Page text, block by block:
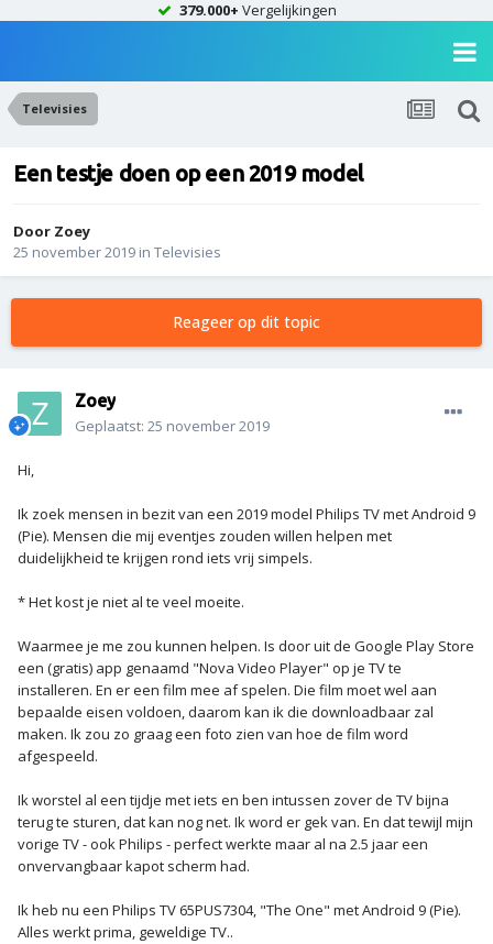
379.000+ Vergelijkingen
Televisies
Een testje doen op een 2019 model
Door Zoey
25 november 2019 in Televisies
Reageer op dit topic
Zoey
Geplaatst: 25 november 2019
Hi,
Ik zoek mensen in bezit van een 2019 model Philips TV met Android 9
(Pie). Mensen die mij eventjes zouden willen helpen met
duidelijkheid te krijgen rond iets vrij simpels.
* Het kost je niet al te veel moeite.
Waarmee je me zou kunnen helpen. Is door uit de Google Play Store
een (gratis) app genaamd "Nova Video Player" op je TV te
installeren. En er een film mee af spelen. Die film moet wel aan
bepaalde eisen voldoen, daarom kan ik die downloadbaar zal
maken. Ik zou zo graag een foto zien van hoe de film word
afgespeeld.
Ik worstel al een tijdje met iets en ben intussen zover de TV bijna
terug te sturen, dat kan nog net. Ik word er gek van. En dat tewijl mijn
vorige TV - ook Philips - perfect werkte maar al na 2.5 jaar een
onvervangbaar kapot scherm had.
Ik heb nu een Philips TV 65PUS7304, "The One" met Android 9 (Pie).
Alles werkt prima, geweldige TV..